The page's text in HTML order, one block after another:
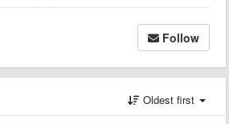
Follow
Oldest first